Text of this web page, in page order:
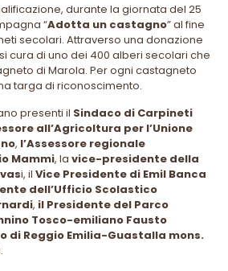
durante la giornata del 25
“Adotta un castagno” al fine
secolari. Attraverso una donazione
cura di uno dei 400 alberi secolari che
di Marola. Per ogni castagneto
targa di riconoscimento.
presenti il Sindaco di Carpineti
all’Agricoltura per l’Unione
, l’Assessore regionale
Mammi, lavice-presidente della
i, ilVice Presidente di Emil Banca
dell’Ufficio Scolastico
, il Presidente del Parco
Tosco-emiliano Fausto
di Reggio Emilia-Guastalla mons.
.